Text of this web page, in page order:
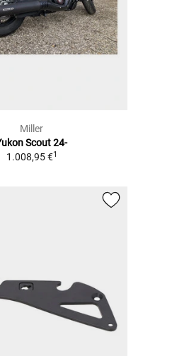
Miller
Scout 24-
1.008,95 €1